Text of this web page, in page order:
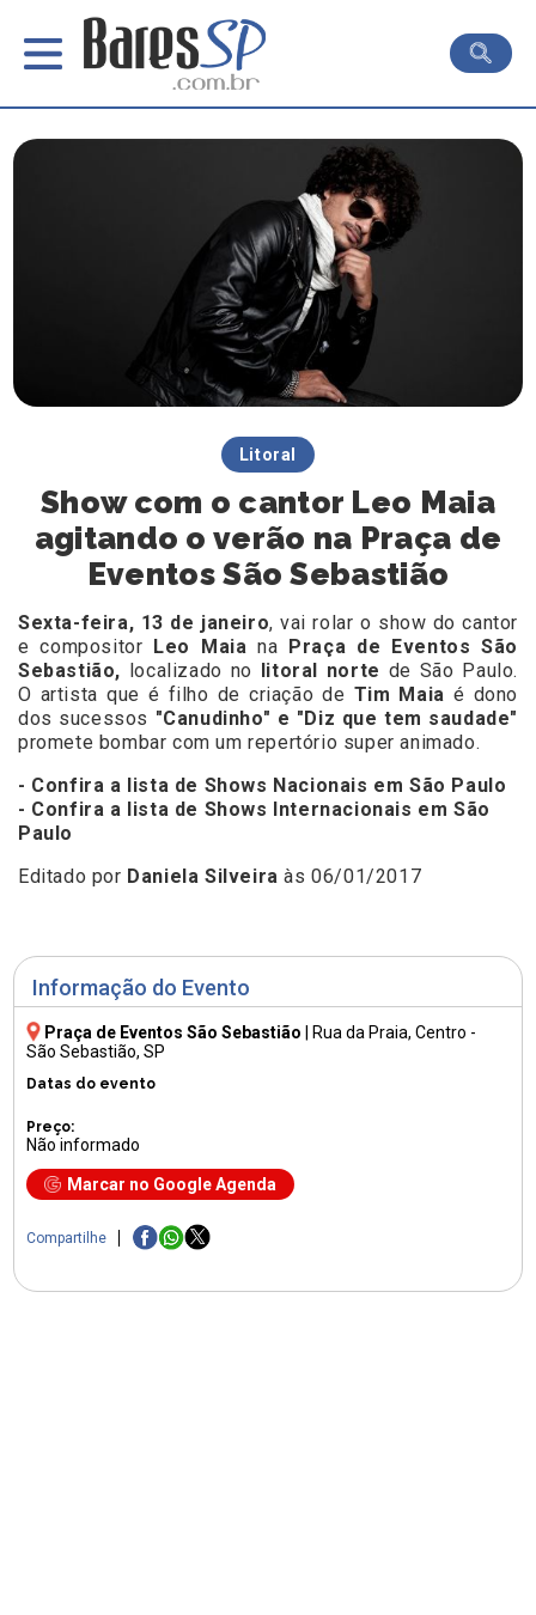
Informação do Evento
Praça de Eventos São Sebastião Rua da Praia, Centro -
São Sebastião, SP
Datas do evento
Preço:
Não informado
Marcar no Google Agenda
Compartilhe
Litoral
Show com o cantor Leo Maia
agitando o verão na Praça de
Eventos São Sebastião
Sexta-feira, 13 de janeiro, vai rolar o show do cantor
e compositor
Leo Maia na
Praça de Eventos São
Sebastião,
localizado no litoral norte de São Paulo.
O artista que é filho de criação de Tim Maia é dono
dos sucessos "Canudinho" e "Diz que tem saudade"
promete bombar com um repertório super animado.
- Confira a lista de Shows Nacionais em São Paulo
- Confira a lista de Shows Internacionais em São
Paulo
Editado por Daniela Silveira às 06/01/2017